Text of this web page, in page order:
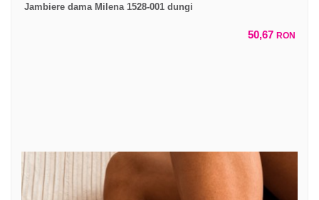
Jambiere dama Milena 1528-001 dungi
50,67 RON